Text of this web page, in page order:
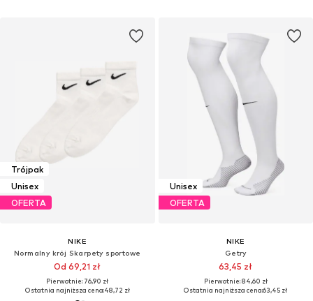
Trójpak
Unisex
OFERTA
NIKE
Normalny krój Skarpety sportowe
Od 69,21 zł
Pierwotnie: 76,90 zł
Ostatnia najniższa cena:48,72 zł
Unisex
OFERTA
NIKE
Getry
63,45 zł
Pierwotnie: 84,60 zł
Ostatnia najniższa cena:63,45 zł